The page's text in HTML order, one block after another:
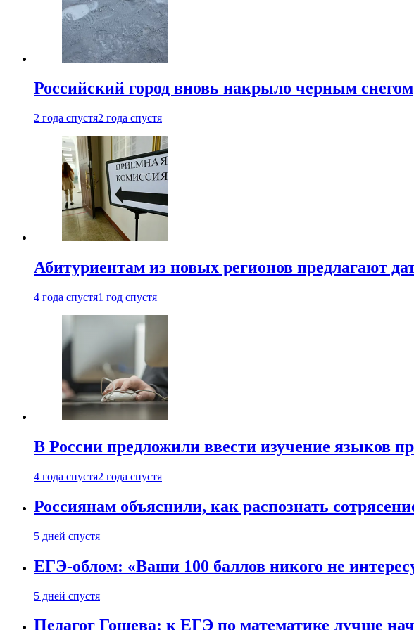
Российский город вновь накрыло черным снегом
2 года спустя2 года спустя
Абитуриентам из новых регионов предлагают
4 года спустя1 год спустя
В России предложили ввести изучение языков
4 года спустя2 года спустя
Россиянам объяснили, как распознать
5 дней спустя
ЕГЭ-облом: «Ваши 100 баллов никого не
5 дней спустя
Педагог Гошева: к ЕГЭ по математике лучше